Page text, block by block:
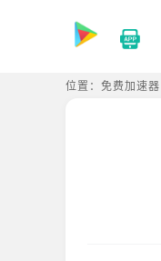
位置： 免费加速器